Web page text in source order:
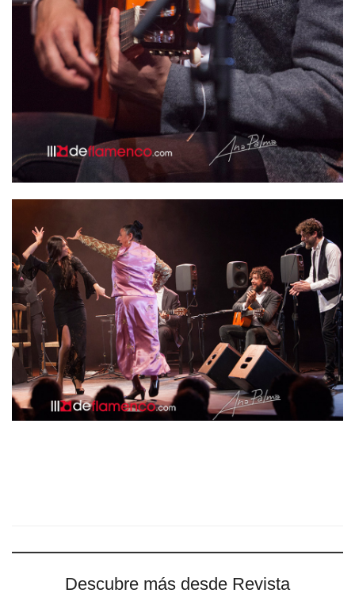
Descubre más desde Revista